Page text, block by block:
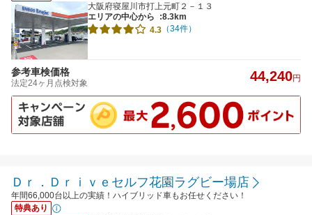
大阪府寝屋川市打上元町２－１３
エリアの中心から
:8.3km
4.3 （34件）
参考車検価格
法定24ヶ月点検対象 44,240円
Ｄｒ．Ｄｒｉｖｅセルフ花園ラグビー場店
年間66,000台以上の実績！ハイブリッド車もお任せください！
特典あり